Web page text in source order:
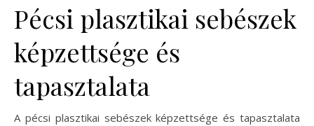
Pécsi plasztikai sebészek
képzettsége és
tapasztalata
A pécsi plasztikai sebészek képzettsége és tapasztalata